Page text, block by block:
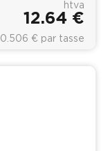
htva
12.64 €
0.506 € par tasse